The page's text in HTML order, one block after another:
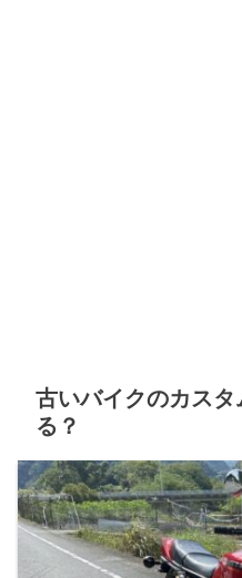
古いバイクのカス
る？